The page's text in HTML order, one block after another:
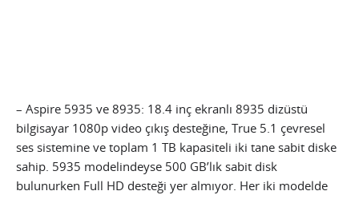
– Aspire 5935 ve 8935: 18.4 inç ekranlı 8935 dizüstü
bilgisayar 1080p video çıkış desteğine, True 5.1 çevresel
ses sistemine ve toplam 1 TB kapasiteli iki tane sabit diske
sahip. 5935 modelindeyse 500 GB’lık sabit disk
bulunurken Full HD desteği yer almıyor. Her iki modelde